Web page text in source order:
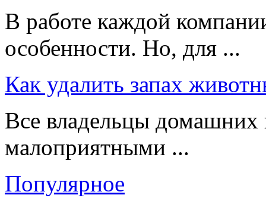
В работе каждой
особенности. Но, для ...
Как удалить запах
Все владельцы домашних
малоприятными ...
Популярное